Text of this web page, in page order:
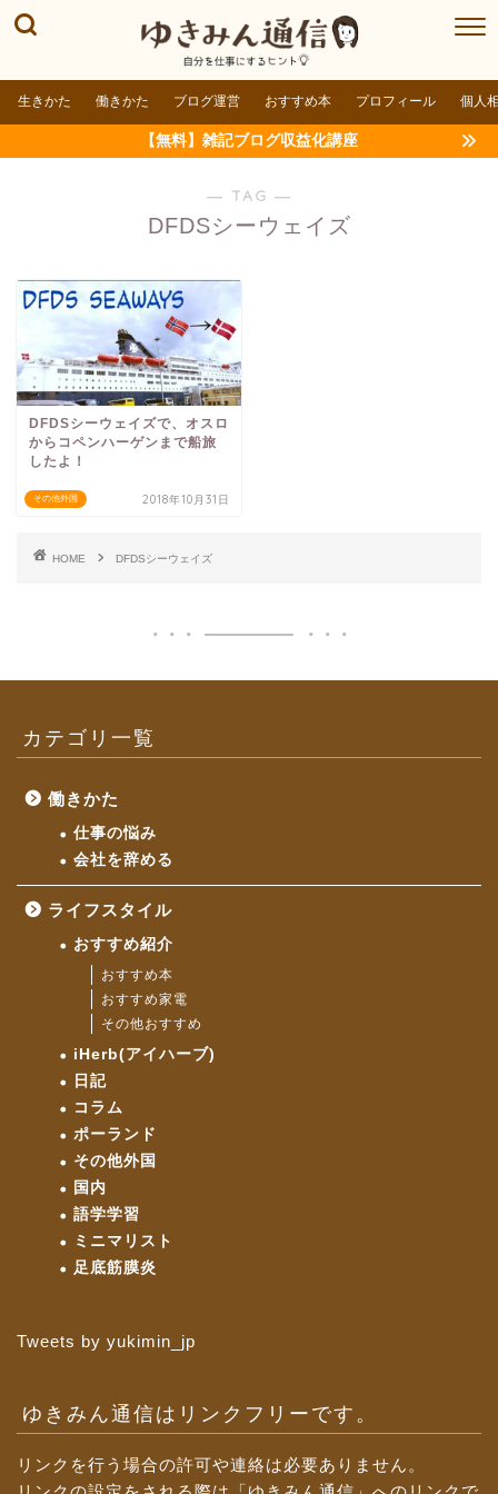
生きかた 働きかた ブログ運営 おすすめ本 プロフィール 個人
【無料】雑記ブログ収益化講座
― TAG ―
DFDSシーウェイズ
その他外国
DFDSシーウェイズで、オスロ
からコペンハーゲンまで船旅
したよ！
2018年10月31日
HOME DFDSシーウェイズ
カテゴリ一覧
働きかた
仕事の悩み
会社を辞める
ライフスタイル
おすすめ紹介
おすすめ本
おすすめ家電
その他おすすめ
iHerb(アイハーブ)
日記
コラム
ポーランド
その他外国
国内
語学学習
ミニマリスト
足底筋膜炎
Tweets by yukimin_jp
ゆきみん通信はリンクフリーです。
リンクを行う場合の許可や連絡は必要ありません。